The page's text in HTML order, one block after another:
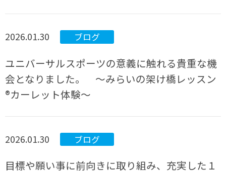
2026.01.30 ブログ
ユニバーサルスポーツの意義に触れる貴重な機
会となりました。 ～みらいの架け橋レッスン
®カーレット体験～
2026.01.30 ブログ
目標や願い事に前向きに取り組み、充実した１